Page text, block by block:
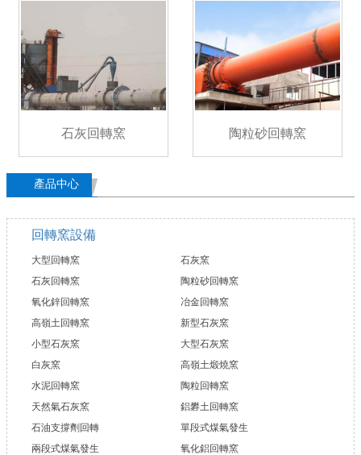
石灰回轉窯 陶粒砂回轉窯
產品中心
回轉窯設備
大型回轉窯
石灰窯
石灰回轉窯
陶粒砂回轉窯
氧化鋅回轉窯
冶金回轉窯
高嶺土回轉窯
新型石灰窯
小型石灰窯
大型石灰窯
白灰窯
高嶺土煅燒窯
水泥回轉窯
陶粒回轉窯
天然氣石灰窯
鋁礬土回轉窯
石油支撐劑回轉
單段式煤氣發生
兩段式煤氣發生
氧化鋁回轉窯